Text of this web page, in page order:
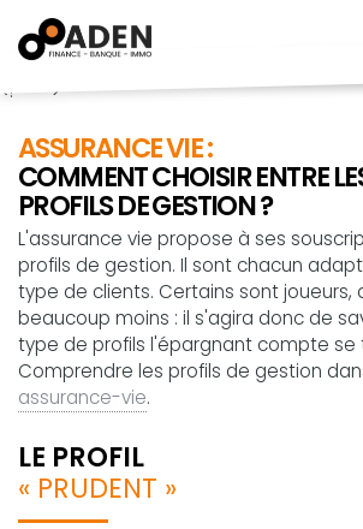
<!---->
ASSURANCE VIE :
COMMENT CHOISIR ENTRE
PROFILS DE GESTION ?
L'assurance vie propose à ses
profils de gestion. Il sont chacun
type de clients. Certains sont joueurs,
beaucoup moins : il s'agira donc de
type de profils l'épargnant compte se
Comprendre les profils de gestion
assurance-vie.
LE PROFIL
« PRUDENT »